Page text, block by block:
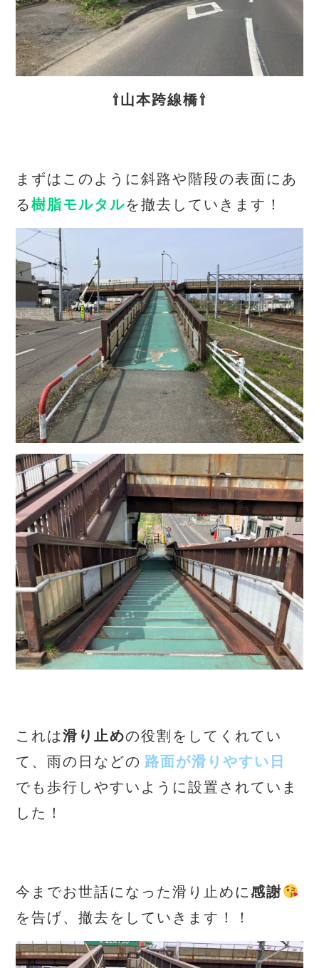
⇧山本跨線橋⇧
まずはこのように斜路や階段の表面にあ
る樹脂モルタルを撤去していきます！
これは滑り止めの役割をしてくれてい
て、雨の日などの 路面が滑りやすい日
でも歩行しやすいように設置されていま
した！
今までお世話になった滑り止めに感謝
を告げ、撤去をしていきます！！